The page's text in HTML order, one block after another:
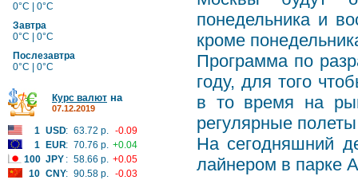
0°C | 0°C
Завтра
0°C | 0°C
Послезавтра
0°C | 0°C
Курс валют на
07.12.2019
1 USD: 63.72 р. -0.09
1
EUR: 70.76 р. +0.04
100 JPY : 58.66 р. +0.05
10 CNY: 90.58 р. -0.03
понедельника и
кроме
Программа по
году, для того
в то время на
регулярные
На сегодняшний
лайнером в парке